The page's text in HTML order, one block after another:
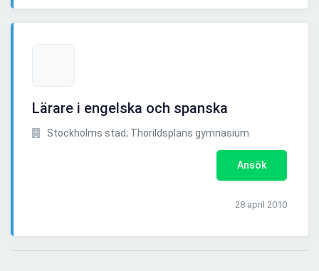
Lärare i engelska och spanska
Stockholms stad; Thorildsplans gymnasium
Ansök
28 april 2010